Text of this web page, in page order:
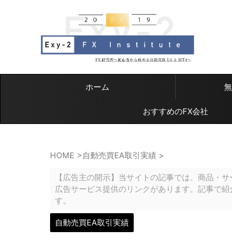
ホーム
おすすめのFX会社
HOME >自動売買EA取引実績 >
【広告主の開示】当サイトの記事では、商品・
広告サービス提供のリンクがあります。記事で
す。
自動売買EA取引実績